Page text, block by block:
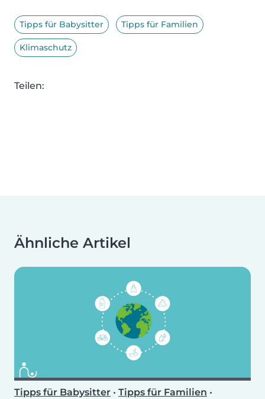
Tipps für Babysitter Tipps für Familien
Klimaschutz
Teilen:
Ähnliche Artikel
Tipps für Babysitter • Tipps für Familien •